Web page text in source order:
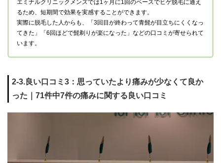
エミナルクリニックメンズでは1ヶ月に1回のペースでヒゲ脱毛に通え
るため、短期間で効果を実感することができます。
実際に脱毛した人からも、「3回目が終わって青髭が目立ちにくくなっ
てきた」「6回ほどで髭剃りが楽になった」などの口コミが寄せられて
います。
2-3.良い口コミ3：思っていたより痛みが少なくて良か
った｜71件中7件の痛みに関する良い口コミ